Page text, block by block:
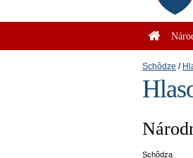
Schôdze
Schôdza